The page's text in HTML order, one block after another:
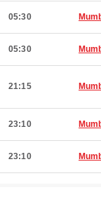
05:30
05:30
21:15
23:10
23:10